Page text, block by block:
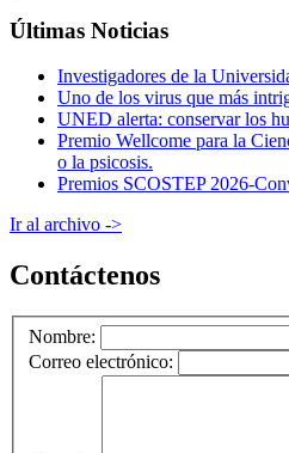
Últimas Noticias
Investigadores de la
Uno de los virus que más
UNED alerta: conservar los
Premio Wellcome para la
o la psicosis.
Premios SCOSTEP 2026-
Ir al archivo ->
Contáctenos
Nombre:
Correo electrónico: